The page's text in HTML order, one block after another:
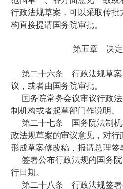
务院法制机构可以缓办
(一)制定行政法规的
(二)有关部门对送
(三)上报送审稿不符
规定的。
第十九条国务院法
或者行政法规送审稿
部门、地方人民政府、
务院有关部门、地方人
加盖本单位或者本单位
重要的行政法规送